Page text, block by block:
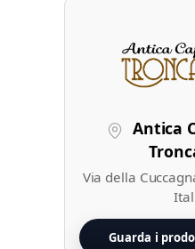
Antica
Via della
Guarda i